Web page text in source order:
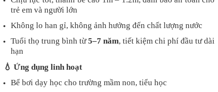
trẻ em và người lớn
Không lo han gỉ, không ảnh hưởng đến chất lượng nước
Tuổi thọ trung bình từ5–7 năm, tiết kiệm chi phí đầu tư dài
hạn
💧 Ứng dụng linh hoạt
Bể bơi dạy học cho trường mầm non, tiểu học